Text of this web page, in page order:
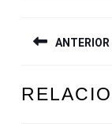
DE
ANTERIOR
anterior: